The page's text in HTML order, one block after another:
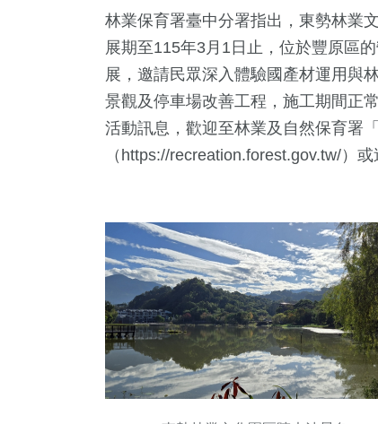
林業保育署臺中分署指出，東勢林業
展期至115年3月1日止，位於豐原區
展，邀請民眾深入體驗國產材運用與
景觀及停車場改善工程，施工期間正
活動訊息，歡迎至林業及自然保育署
（ https://recreation.forest.gov.tw/）
+
司法放大鏡
福建林公信俗文
化專區
14+
2024總統大選